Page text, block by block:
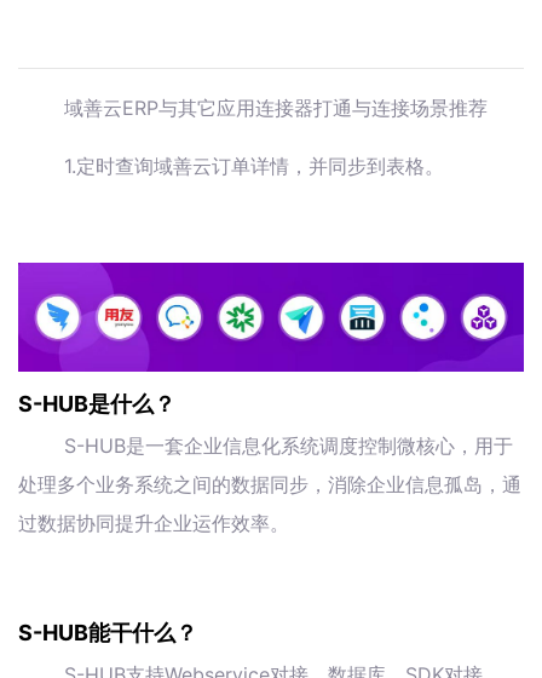
域善云ERP与其它应用连接器打通与连接场景推荐
1.定时查询域善云订单详情，并同步到表格。
S-HUB是什么？
S-HUB是一套企业信息化系统调度控制微核心，用于
处理多个业务系统之间的数据同步，消除企业信息孤岛，通
过数据协同提升企业运作效率。
S-HUB能干什么？